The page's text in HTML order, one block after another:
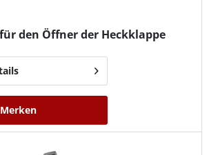
den Öffner der Heckklappe
Merken